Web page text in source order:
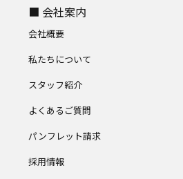
■ 会社案内
会社概要
私たちについて
スタッフ紹介
よくあるご質問
パンフレット請求
採用情報